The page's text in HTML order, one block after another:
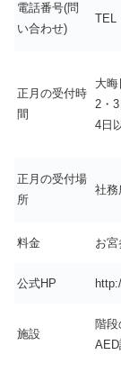
電話番号(問
い合わせ)
TEL
正月の受付時
間
大晦
2・
4日
正月の受付場
所
社務
料金 お宮
公式HP
施設
階